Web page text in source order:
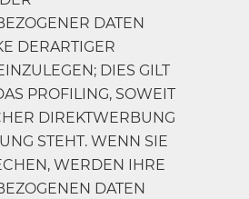
DATEN
DERARTIGER
DIES GILT
PROFILING, SOWEIT
DIREKTWERBUNG
STEHT. WENN SIE
WERDEN IHRE
DATEN